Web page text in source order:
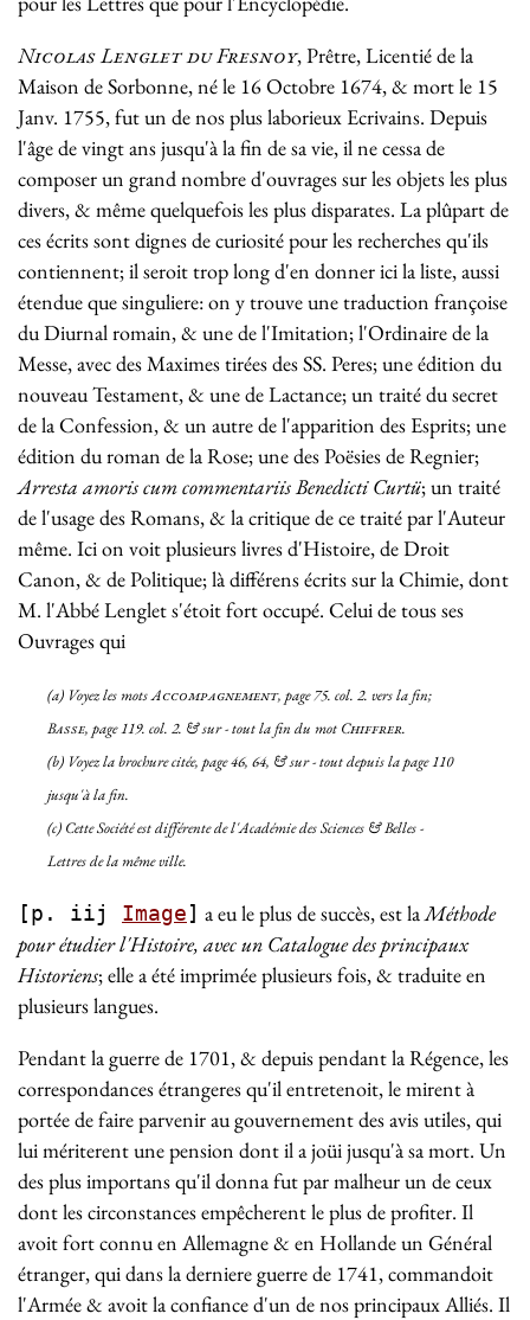
Nicolas Lenglet du Fresnoy, Prêtre, Licentié de la
Maison de Sorbonne, né le 16 Octobre 1674, & mort le 15
Janv. 1755, fut un de nos plus laborieux Ecrivains. Depuis
l'âge de vingt ans jusqu'à la fin de sa vie, il ne cessa de
composer un grand nombre d'ouvrages sur les objets les plus
divers, & même quelquefois les plus disparates. La plûpart de
ces écrits sont dignes de curiosité pour les recherches qu'ils
contiennent; il seroit trop long d'en donner ici la liste, aussi
étendue que singuliere: on y trouve une traduction françoise
du Diurnal romain, & une de l'Imitation; l'Ordinaire de la
Messe, avec des Maximes tirées des SS. Peres; une édition du
nouveau Testament, & une de Lactance; un traité du secret
de la Confession, & un autre de l'apparition des Esprits; une
édition du roman de la Rose; une des Poësies de Regnier;
Arresta amoris cum commentariis Benedicti Curtü; un traité
de l'usage des Romans, & la critique de ce traité par l'Auteur
même. Ici on voit plusieurs livres d'Histoire, de Droit
Canon, & de Politique; là différens écrits sur la Chimie, dont
M. l'Abbé Lenglet s'étoit fort occupé. Celui de tous ses
Ouvrages qui
(a) Voyez les motsAccompagnement, page 75. col. 2. vers la fin;
Basse, page 119. col. 2. & sur - tout la fin du mot Chiffrer.
(b) Voyez la brochure citée, page 46, 64, & sur - tout depuis la page 110
jusqu'à la fin.
(c) Cette Société est différente de l'Académie des Sciences & Belles -
Lettres de la même ville.
[p. iij Image] a eu le plus de succès, est laMéthode
pour étudier l'Histoire, avec un Catalogue des principaux
Historiens; elle a été imprimée plusieurs fois, & traduite en
plusieurs langues.
Pendant la guerre de 1701, & depuis pendant la Régence, les
correspondances étrangeres qu'il entretenoit, le mirent à
portée de faire parvenir au gouvernement des avis utiles, qui
lui mériterent une pension dont il a joüi jusqu'à sa mort. Un
des plus importans qu'il donna fut par malheur un de ceux
dont les circonstances empêcherent le plus de profiter. Il
avoit fort connu en Allemagne & en Hollande un Général
étranger, qui dans la derniere guerre de 1741, commandoit
l'Armée & avoit la confiance d'un de nos principaux Alliés. Il